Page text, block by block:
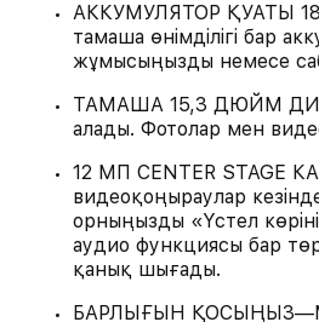
АККУМУЛЯТОР ҚУАТЫ
тамаша өнімділігі бар
жұмысыңызды немесе
ТАМАША 15,3 ДЮЙМ
алады. Фотолар мен
12 МП CENTER STAGE
видеоқоңыраулар
орныңызды «Үстел
аудио функциясы бар
қанық шығады.
БАРЛЫҒЫН